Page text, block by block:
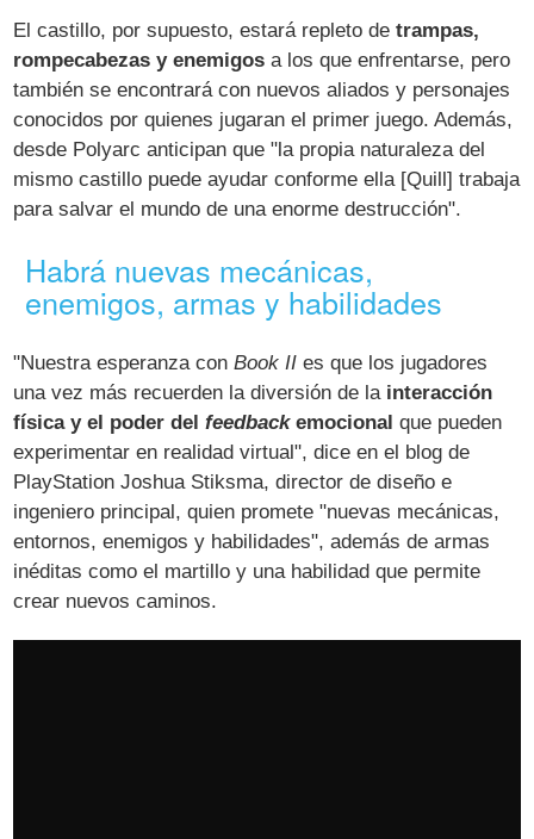
El castillo, por supuesto, estará repleto de trampas,
rompecabezas y enemigos a los que enfrentarse, pero
también se encontrará con nuevos aliados y personajes
conocidos por quienes jugaran el primer juego. Además,
desde Polyarc anticipan que "la propia naturaleza del
mismo castillo puede ayudar conforme ella [Quill] trabaja
para salvar el mundo de una enorme destrucción".
Habrá nuevas mecánicas,
enemigos, armas y habilidades
"Nuestra esperanza conBook II es que los jugadores
una vez más recuerden la diversión de la interacción
física y el poder delfeedbackemocional que pueden
experimentar en realidad virtual", dice en el blog de
PlayStation Joshua Stiksma, director de diseño e
ingeniero principal, quien promete "nuevas mecánicas,
entornos, enemigos y habilidades", además de armas
inéditas como el martillo y una habilidad que permite
crear nuevos caminos.